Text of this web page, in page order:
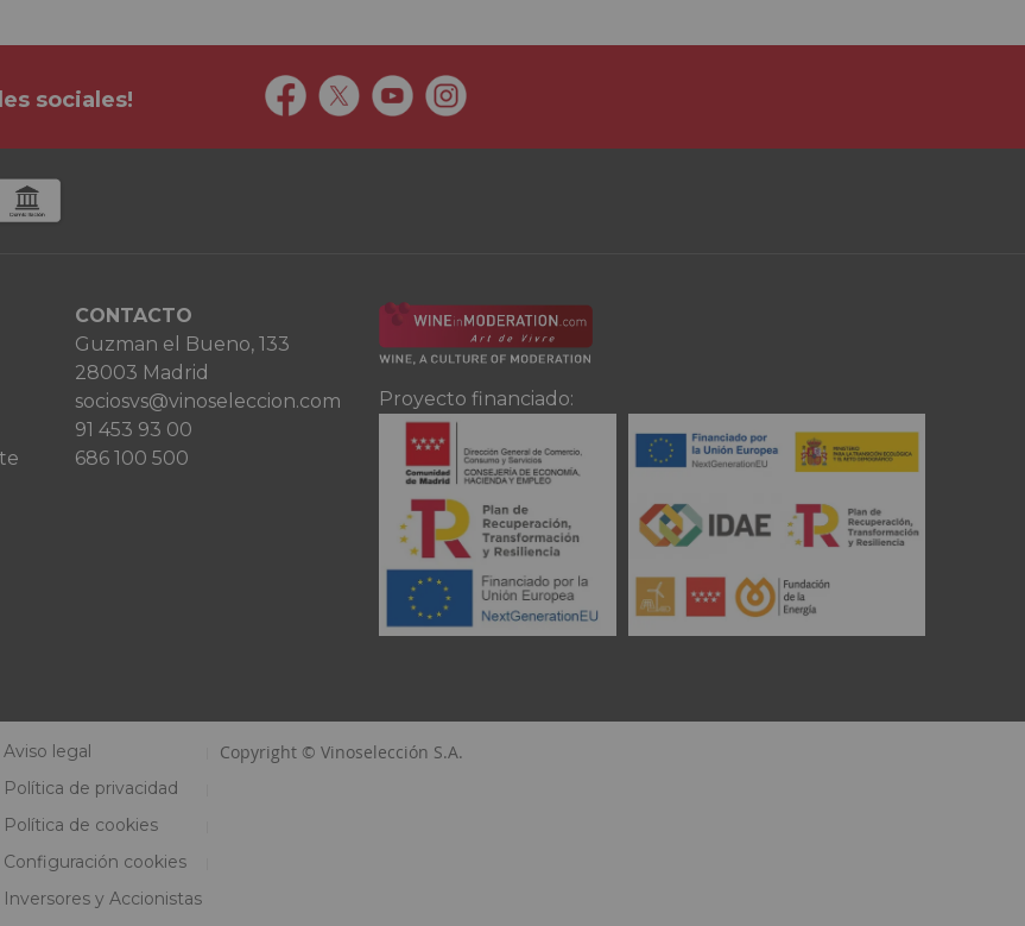
sociales!
CONTACTO
Guzman el Bueno, 133
28003 Madrid
sociosvs@vinoseleccion.com
91 453 93 00
686 100 500
Proyecto financiado:
Aviso legal
Política de privacidad
Política de cookies
Configuración cookies
Inversores y Accionistas
Copyright © Vinoselección S.A.